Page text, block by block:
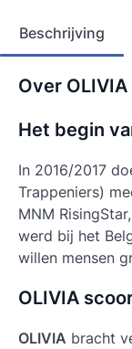
Beschrijving
Over OLIVIA
Het begin
In 2016/2017
Trappeniers)
MNM
werd bij het
willen mensen
OLIVIA
OLIVIA bracht